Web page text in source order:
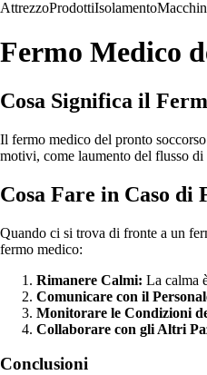
AttrezzoProdottiIsolamento
Fermo Medico
Cosa Significa il
Il fermo medico del pronto
motivi, come laumento del flusso
Cosa Fare in Caso di
Quando ci si trova di fronte a un
fermo medico:
Rimanere Calmi: La calma
Comunicare con il
Monitorare le Condizioni
Collaborare con gli Altri
Conclusioni